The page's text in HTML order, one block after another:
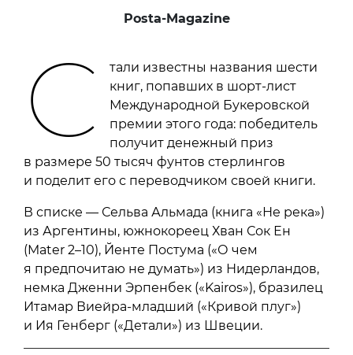
Posta-Magazine
С
тали известны названия шести
книг, попавших в шорт-лист
Международной Букеровской
премии этого года: победитель
получит денежный приз
в размере 50 тысяч фунтов стерлингов
и поделит его с переводчиком своей книги.
В списке — Сельва Альмада (книга «Не река»)
из Аргентины, южнокореец Хван Сок Ен
(Mater 2–10), Йенте Постума («О чем
я предпочитаю не думать») из Нидерландов,
немка Дженни Эрпенбек («Kairos»), бразилец
Итамар Виейра-младший («Кривой плуг»)
и Ия Генберг («Детали») из Швеции.